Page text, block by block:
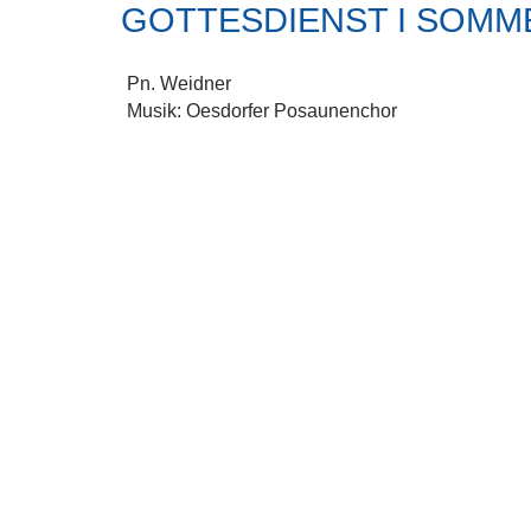
GOTTESDIENST I
Pn. Weidner
Musik: Oesdorfer Posaunenchor